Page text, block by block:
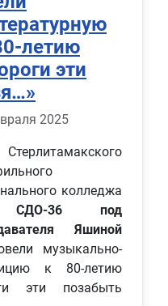
летию
эти
2025
колледжа
СДО-36 под
Яшиной
музыкально-
к 80-летию
эти позабыть